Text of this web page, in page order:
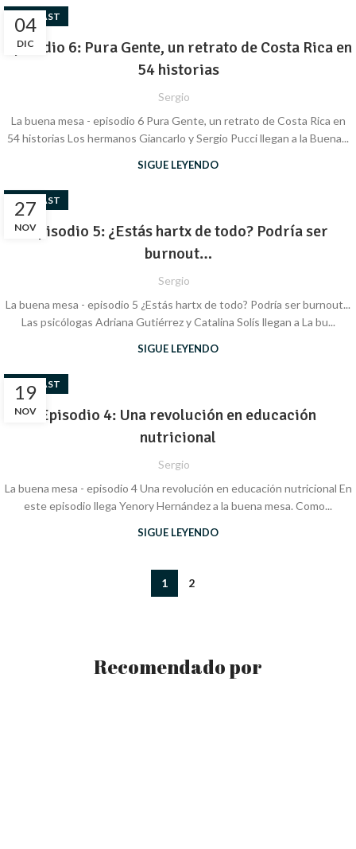
04
DIC
PODCAST
Episodio 6: Pura Gente, un retrato de Costa Rica en
54 historias
Sergio
La buena mesa - episodio 6 Pura Gente, un retrato de Costa Rica en
54 historias Los hermanos Giancarlo y Sergio Pucci llegan a la Buena...
SIGUE LEYENDO
27
NOV
PODCAST
Episodio 5: ¿Estás hartx de todo? Podría ser
burnout…
Sergio
La buena mesa - episodio 5 ¿Estás hartx de todo? Podría ser burnout...
Las psicólogas Adriana Gutiérrez y Catalina Solís llegan a La bu...
SIGUE LEYENDO
19
NOV
PODCAST
Episodio 4: Una revolución en educación
nutricional
Sergio
La buena mesa - episodio 4 Una revolución en educación nutricional En
este episodio llega Yenory Hernández a la buena mesa. Como...
SIGUE LEYENDO
1 2
Recomendado por